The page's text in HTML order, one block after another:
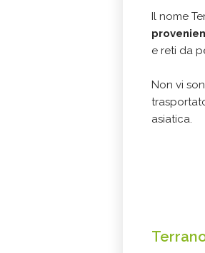
Il nome
e reti da
Non vi
asiatica.